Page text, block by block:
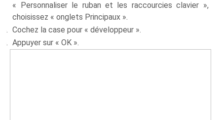
« Personnaliser le ruban et les raccourcies clavier »,
choisissez « onglets Principaux ».
Cochez la case pour « développeur ».
Appuyer sur « OK ».